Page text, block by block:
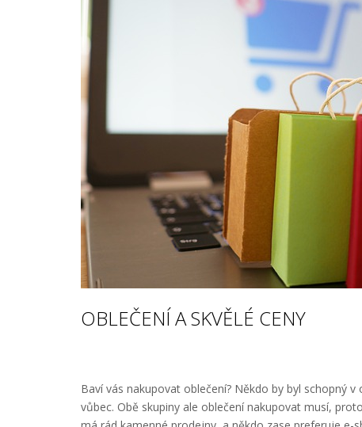
OBLEČENÍ A SKVĚLÉ CENY
Baví vás nakupovat oblečení? Někdo by byl schopný
vůbec. Obě skupiny ale oblečení nakupovat musí,